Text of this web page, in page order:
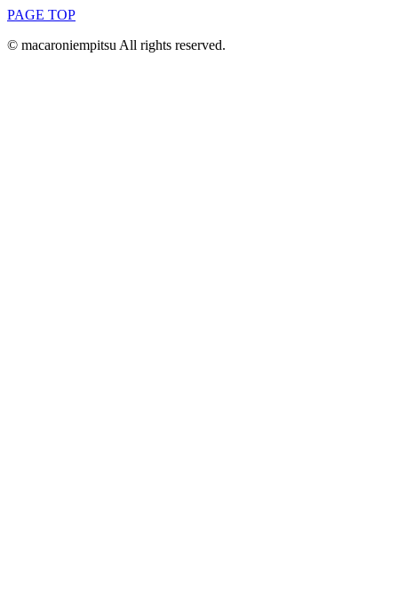
PAGE TOP
© macaroniempitsu All rights reserved.